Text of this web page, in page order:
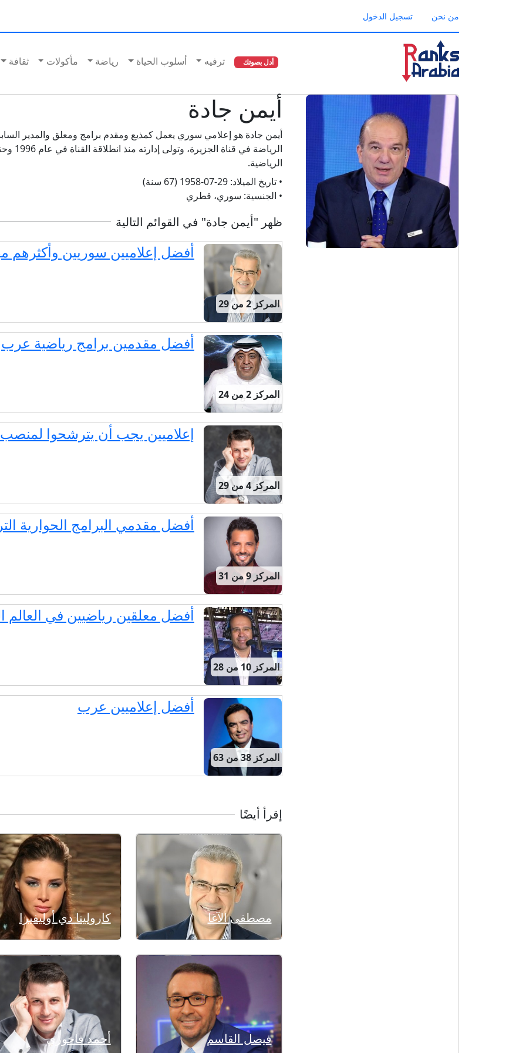
من نحن تسجيل الدخول
أدل بصوتك ترفيه أسلوب الحياة رياضة مأكولات ثقافة
أيمن جادة
أيمن جادة هو إعلامي سوري يعمل كمذيع ومقدم برامج ومعلق والمدير
الرياضية.
• تاريخ الميلاد: 29-07-1958 (67 سنة)
• الجنسية: سوري، قطري
ظهر "أيمن جادة" في القوائم التالية
المركز 2 من 29
أفضل إعلاميين سوريين وأكثرهم
المركز 2 من 24
أفضل مقدمين برامج رياضية عرب
المركز 4 من 29
إعلاميين يجب أن يترشحوا
المركز 9 من 31
أفضل مقدمي البرامج الحوارية
المركز 10 من 28
أفضل معلقين رياضيين في العالم
المركز 38 من 63
أفضل إعلاميين عرب
إقرأ أيضًا
مصطفى الآغا كارولينا دي أوليفيرا
فيصل القاسم أحمد فاخوري